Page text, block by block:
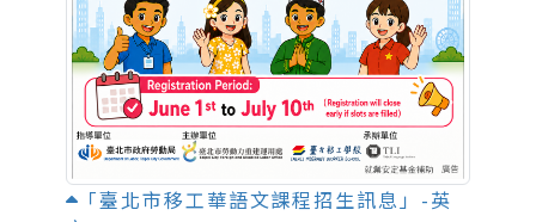
「臺北市移工華語文課程招生訊息」-英